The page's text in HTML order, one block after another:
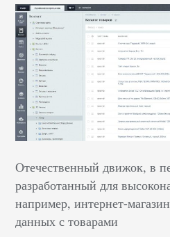
Отечественный движок, в
разработанный для
например, интернет-
данных с товарами